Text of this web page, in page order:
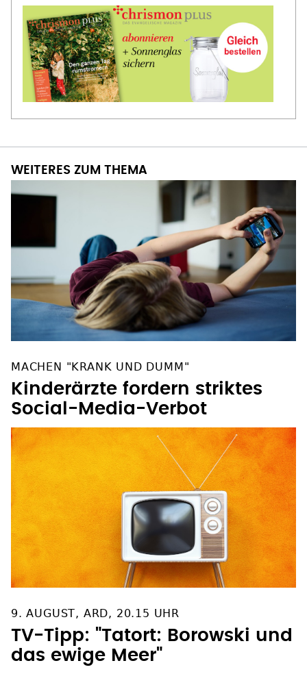
WEITERES ZUM THEMA
MACHEN "KRANK UND DUMM"
Kinderärzte fordern striktes
Social-Media-Verbot
9. AUGUST, ARD, 20.15 UHR
TV-Tipp: "Tatort: Borowski und
das ewige Meer"